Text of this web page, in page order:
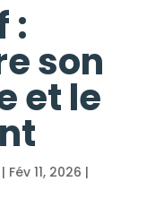
:
son
et le
| Fév 11, 2026 |